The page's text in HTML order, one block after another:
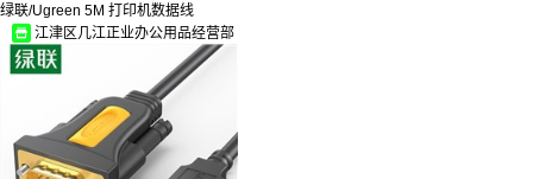
绿联/Ugreen 5M 打印机数据线
江津区几江正业办公用品经营部